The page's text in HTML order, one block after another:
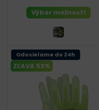
Výber možností
ZĽAVA 53%
Odosielame do 24h